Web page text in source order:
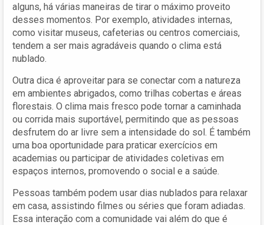
alguns, há várias maneiras de tirar o máximo proveito
desses momentos. Por exemplo, atividades internas,
como visitar museus, cafeterias ou centros comerciais,
tendem a ser mais agradáveis quando o clima está
nublado.
Outra dica é aproveitar para se conectar com a natureza
em ambientes abrigados, como trilhas cobertas e áreas
florestais. O clima mais fresco pode tornar a caminhada
ou corrida mais suportável, permitindo que as pessoas
desfrutem do ar livre sem a intensidade do sol. É também
uma boa oportunidade para praticar exercícios em
academias ou participar de atividades coletivas em
espaços internos, promovendo o social e a saúde.
Pessoas também podem usar dias nublados para relaxar
em casa, assistindo filmes ou séries que foram adiadas.
Essa interação com a comunidade vai além do que é